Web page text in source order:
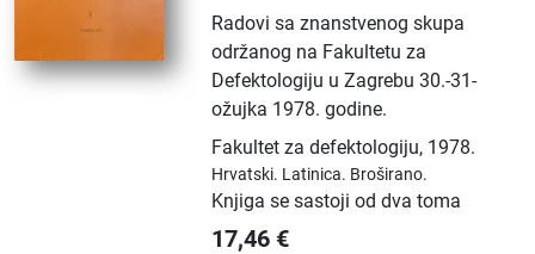
Radovi sa znanstvenog skupa
održanog na Fakultetu za
Defektologiju u Zagrebu 30.-31-
ožujka 1978. godine.
Fakultet za defektologiju, 1978.
Hrvatski. Latinica. Broširano.
Knjiga se sastoji od dva toma
17,46 €